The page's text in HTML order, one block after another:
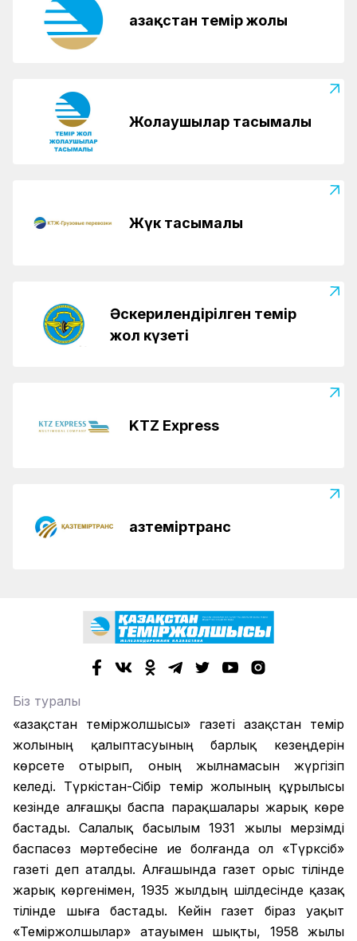
Қазақстан темір жолы
Жолаушылар тасымалы
Жүк тасымалы
Әскерилендірілген темір
жол күзеті
KTZ Express
Қазтеміртранс
Біз туралы
«Қазақстан теміржолшысы» газеті Қазақстан темір
жолының қалыптасуының барлық кезеңдерін
көрсете отырып, оның жылнамасын жүргізіп
келеді. Түркістан-Сібір темір жолының құрылысы
кезінде алғашқы баспа парақшалары жарық көре
бастады. Салалық басылым 1931 жылы мерзімді
баспасөз мәртебесіне ие болғанда ол «Түрксіб»
газеті деп аталды. Алғашында газет орыс тілінде
жарық көргенімен, 1935 жылдың шілдесінде қазақ
тілінде шыға бастады. Кейін газет біраз уақыт
«Теміржолшылар» атауымен шықты, 1958 жылы